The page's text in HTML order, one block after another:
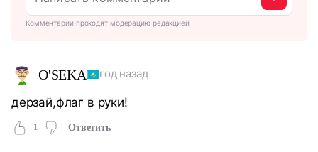
Комментарии проходят модерацию редакцией
O'SEKА год назад
дерзай,флаг в руки!
1 Ответить